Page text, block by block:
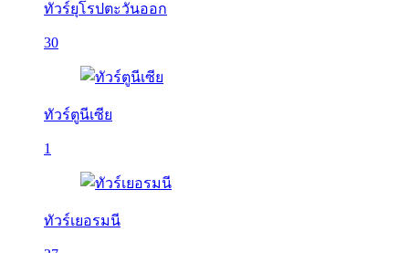
ทัวร์ยุโรปตะวันออก
30
ทัวร์ตูนีเซีย
1
ทัวร์เยอรมนี